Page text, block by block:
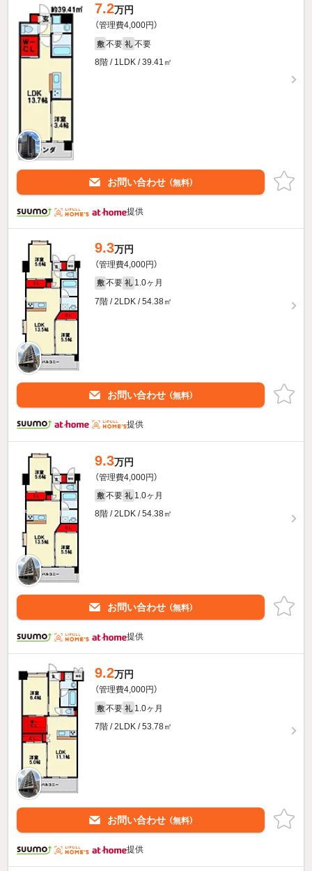
7.2万円
（管理費4,000円）
敷 不要 礼 不要
8階 / 1LDK / 39.41㎡
お問い合わせ （無料）
提供
9.3万円
（管理費4,000円）
敷 不要 礼 1.0ヶ月
7階 / 2LDK / 54.38㎡
お問い合わせ （無料）
提供
9.3万円
（管理費4,000円）
敷 不要 礼 1.0ヶ月
8階 / 2LDK / 54.38㎡
お問い合わせ （無料）
提供
9.2万円
（管理費4,000円）
敷 不要 礼 1.0ヶ月
7階 / 2LDK / 53.78㎡
お問い合わせ （無料）
提供